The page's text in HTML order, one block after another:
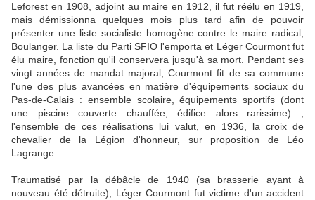
Leforest en 1908, adjoint au maire en 1912, il fut réélu en 1919,
mais démissionna quelques mois plus tard afin de pouvoir
présenter une liste socialiste homogène contre le maire radical,
Boulanger. La liste du Parti SFIO l'emporta et Léger Courmont fut
élu maire, fonction qu'il conservera jusqu'à sa mort. Pendant ses
vingt années de mandat majoral, Courmont fit de sa commune
l'une des plus avancées en matière d'équipements sociaux du
Pas-de-Calais : ensemble scolaire, équipements sportifs (dont
une piscine couverte chauffée, édifice alors rarissime) ;
l'ensemble de ces réalisations lui valut, en 1936, la croix de
chevalier de la Légion d'honneur, sur proposition de Léo
Lagrange.
Traumatisé par la débâcle de 1940 (sa brasserie ayant à
nouveau été détruite), Léger Courmont fut victime d'un accident